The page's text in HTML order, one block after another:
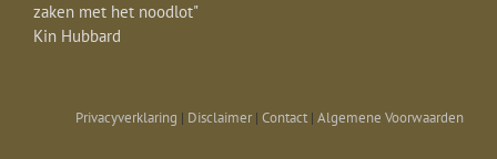
zaken met het noodlot"
Kin Hubbard
Privacyverklaring | Disclaimer| Contact | Algemene Voorwaarden